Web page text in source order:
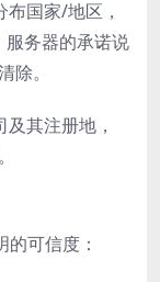
国家/地区，
务器的承诺说
除。
其注册地，
可信度：